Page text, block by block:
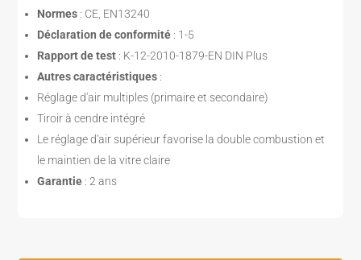
Normes : CE, EN13240
Déclaration de conformité : 1-5
Rapport de test : K-12-2010-1879-EN DIN Plus
Autres caractéristiques :
Réglage d'air multiples (primaire et secondaire)
Tiroir à cendre intégré
Le réglage d'air supérieur favorise la double combustion et
le maintien de la vitre claire
Garantie : 2 ans